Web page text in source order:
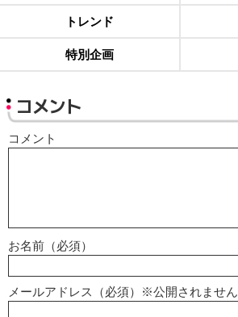
トレンド
特別企画
コメント
コメント
お名前（必須）
メールアドレス（必須）※公開されません